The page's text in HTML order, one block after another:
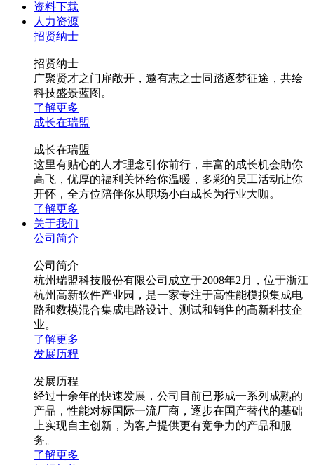
资料下载
人力资源
招贤纳士
招贤纳士
广聚贤才之门扉敞开，邀有志之士同踏逐梦征途，共绘
科技盛景蓝图。
了解更多
成长在瑞盟
成长在瑞盟
这里有贴心的人才理念引你前行，丰富的成长机会助你
高飞，优厚的福利关怀给你温暖，多彩的员工活动让你
开怀，全方位陪伴你从职场小白成长为行业大咖。
了解更多
关于我们
公司简介
公司简介
杭州瑞盟科技股份有限公司成立于2008年2月，位于浙江
杭州高新软件产业园，是一家专注于高性能模拟集成电
路和数模混合集成电路设计、测试和销售的高新科技企
业。
了解更多
发展历程
发展历程
经过十余年的快速发展，公司目前已形成一系列成熟的
产品，性能对标国际一流厂商，逐步在国产替代的基础
上实现自主创新，为客户提供更有竞争力的产品和服
务。
了解更多